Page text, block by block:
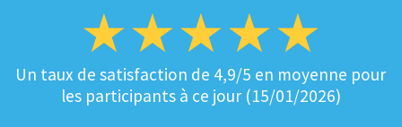
Un taux de satisfaction de 4,9/5 en moyenne pour
les participants à ce jour (15/01/2026)